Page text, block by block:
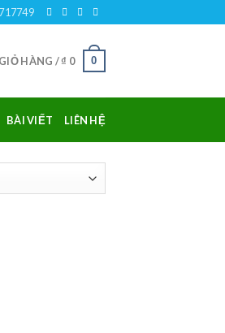
GIỎ HÀNG /₫ 0 0
BÀI VIẾT LIÊN HỆ